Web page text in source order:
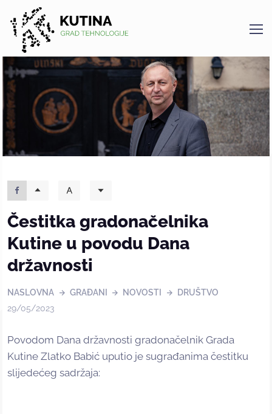
Kutina
Čestitka gradonačelnika
Kutine u povodu Dana
državnosti
NASLOVNA GRAĐANI NOVOSTI
DRUŠTVO
29/05/2023
Povodom Dana državnosti gradonačelnik Grada
Kutine Zlatko Babić uputio je sugrađanima čestitku
slijedećeg sadržaja: